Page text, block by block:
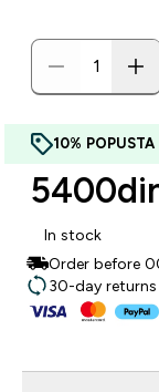
10%
In stock
Order before
30-day